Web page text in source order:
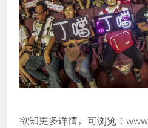
欲知更多详情，可浏览：